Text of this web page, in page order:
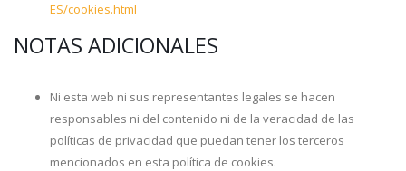
ES/cookies.html
NOTAS ADICIONALES
Ni esta web ni sus representantes legales se hacen
responsables ni del contenido ni de la veracidad de las
políticas de privacidad que puedan tener los terceros
mencionados en esta política de cookies.